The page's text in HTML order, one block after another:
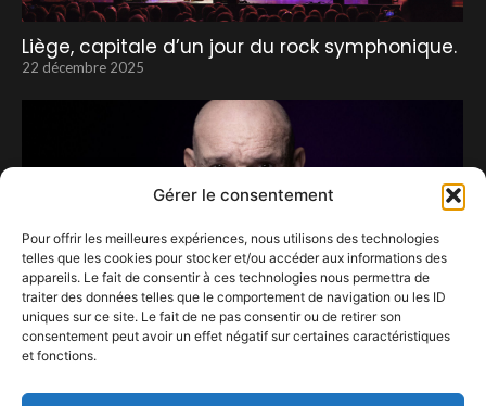
Gérer le consentement
Pour offrir les meilleures expériences, nous utilisons des technologies
telles que les cookies pour stocker et/ou accéder aux informations des
appareils. Le fait de consentir à ces technologies nous permettra de
traiter des données telles que le comportement de navigation ou les ID
uniques sur ce site. Le fait de ne pas consentir ou de retirer son
consentement peut avoir un effet négatif sur certaines caractéristiques
et fonctions.
Liège, capitale d’un jour du rock symphonique.
22 décembre 2025
26 novembre 2023